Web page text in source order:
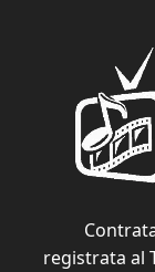
registrata al